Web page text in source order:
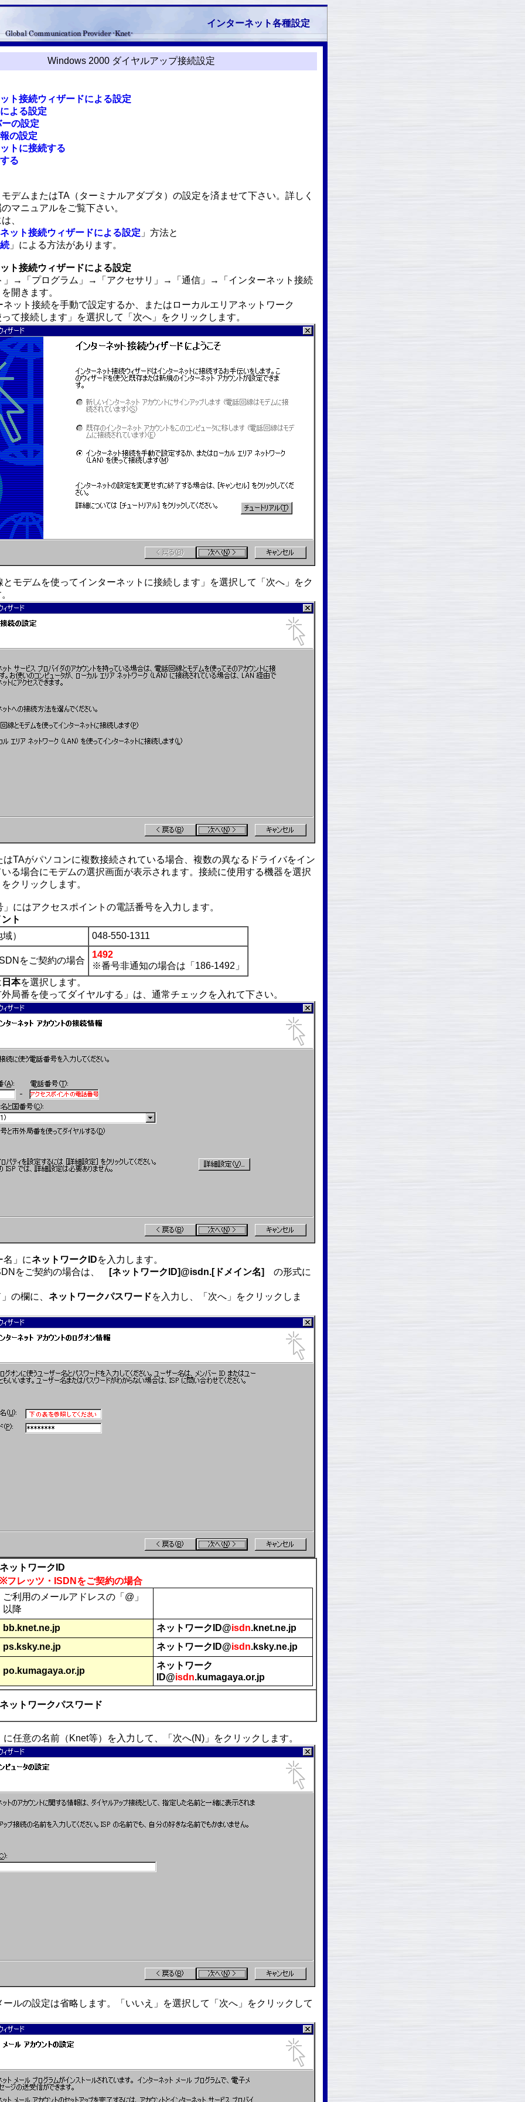
インターネット各種設定
Windows 2000 ダイヤルアップ接続設定
ト接続ウィザードによる設定
よる設定
の設定
の設定
トに接続する
る
デムまたはTA（ターミナルアダプタ）の設定を済ませて下さい。詳しく
マニュアルをご覧下さい。
、
ット接続ウィザードによる設定 」方法と
」による方法があります。
ト接続ウィザードによる設定
」→「プログラム」→「アクセサリ」→「通信」→「インターネット接続
開きます。
ネット接続を手動で設定するか、またはローカルエリアネットワーク
て接続します」を選択して「次へ」をクリックします。
とモデムを使ってインターネットに接続します」を選択して「次へ」をク
はTAがパソコンに複数接続されている場合、複数の異なるドライバをイン
る場合にモデムの選択画面が表示されます。接続に使用する機器を選択
クリックします。
にはアクセスポイントの電話番号を入力します。
ト
）
048-550-1311
をご契約の場合
1492
※番号非通知の場合は「186-1492」
日本を選択します。
局番を使ってダイヤルする」は、通常チェックを入れて下さい。
名」にネットワークIDを入力します。
をご契約の場合は、
[ネットワークID]@isdn.[ドメイン名] の形式に
の欄に、 ネットワークパスワードを入力し、「次へ」をクリックしま
ネットワークID
※フレッツ・ISDNをご契約の場合
ご利用のメールアドレスの「@」
以降
bb.knet.ne.jp
ネットワークID@isdn.knet.ne.jp
ps.ksky.ne.jp
ネットワークID@isdn.ksky.ne.jp
po.kumagaya.or.jp
ネットワーク
ID@isdn.kumagaya.or.jp
ネットワークパスワード
に任意の名前（Knet等）を入力して、「次へ(N)」をクリックします。
ールの設定は省略します。「いいえ」を選択して「次へ」をクリックして